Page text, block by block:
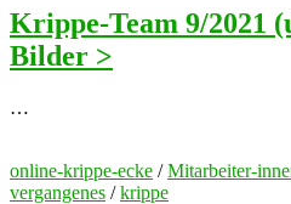
Krippe-Team 9/2021
Bilder >
…
online-krippe-ecke /Mitarbeiter-
vergangenes /krippe